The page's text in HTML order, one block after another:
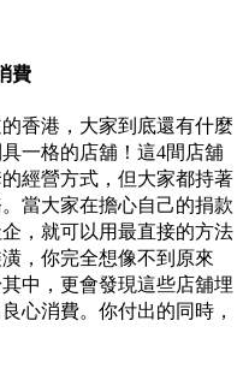
費
香港，大家到底還有什麼
一格的店舖！這4間店舖
經營方式，但大家都持著
當大家在擔心自己的捐款
，就可以用最直接的方法
，你完全想像不到原來
中，更會發現這些店舖埋
心消費。你付出的同時，